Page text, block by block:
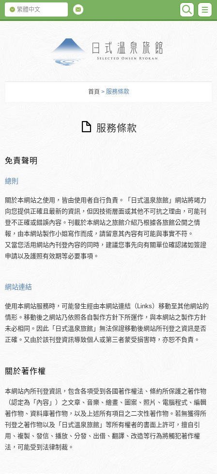
繁體中文
首頁 > 服務條款
服務條款
免責聲明
總則
關於本網站之使用，皆由使用者自行負責。「日式溫泉旅館」網站將竭力
向您提供正確且最新的資訊，但因技術層面或其他不可抗之理由，可能刊
登不正確或錯誤內容。刊載於本網站之旅館介紹乃根據各旅館公開之情
報，由本網站製作小姐寫作而成，請留意其內容有可能與事實不符。
又當您活用網站內刊登內容的同時，建議您事先向有關單位確認諸如簽證
申請以及護照有效期等必要事項。
網站連結
使用本網站服務時，可能發生經由本網站連結（Links）移動至其他網站的
情形。移動後之網站乃依照各自製作方針下所運作，與本網站之製作方針
未必相同。因此「日式溫泉旅館」無法保證移動後網站所刊登之資訊是否
正確。又由於該刊登資訊導致個人或第三者蒙受損害時，亦恕不負責。
關於著作權
本網站內所刊登資訊，包含各項受到各國著作權法、條約所保護之著作物
（認定為「內容」）之文章、音樂、繪畫、圖案、照片、電腦程式、編輯
著作物、資料庫著作物，以及上述所有項目之二次性著作物。若無獲得所
刊登之著作物以及「日式溫泉旅館」等所有權者的書面上許可，擅自引
用、複製、發信、播放、分發、出借、翻譯、改造等行為將觸犯著作權
法，可能受到法律制裁。